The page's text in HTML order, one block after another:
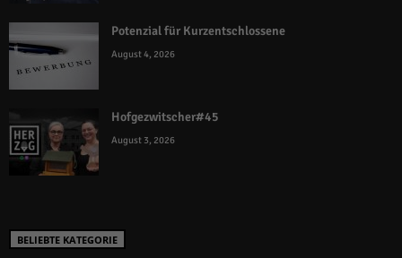
Potenzial für Kurzentschlossene
August 4, 2026
Hofgezwitscher#45
August 3, 2026
BELIEBTE KATEGORIE